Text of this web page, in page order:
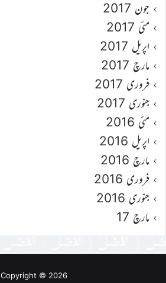
جون 2017
مئی 2017
اپریل 2017
مارچ 2017
فروری 2017
جنوری 2017
مئی 2016
اپریل 2016
مارچ 2016
فروری 2016
جنوری 2016
مارچ 17
Copyright © 2026